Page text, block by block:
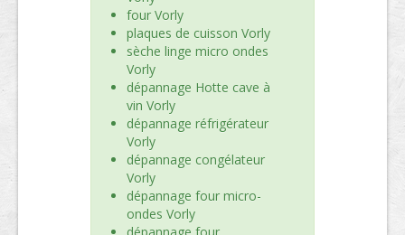
four Vorly
plaques de cuisson Vorly
sèche linge micro ondes
Vorly
dépannage Hotte cave à
vin Vorly
dépannage réfrigérateur
Vorly
dépannage congélateur
Vorly
dépannage four micro-
ondes Vorly